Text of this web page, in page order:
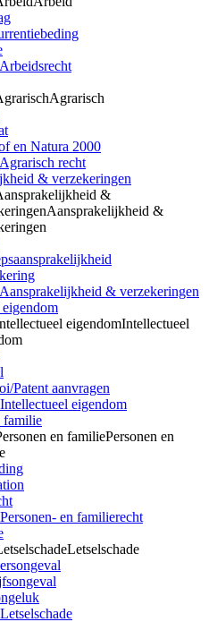
Agrarisch
en Natura 2000
recht
& verzekeringen
&
Aansprakelijkheid &
& verzekeringen
eigendomIntellectueel
Patent aanvragen
eigendom
familie
en familiePersonen en
en familierecht
Letselschade